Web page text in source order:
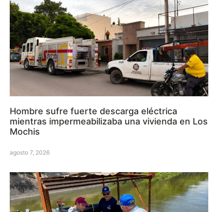
Hombre sufre fuerte descarga eléctrica
mientras impermeabilizaba una vivienda en Los
Mochis
agosto 7, 2026